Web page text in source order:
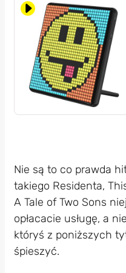
Nie są to co prawda
takiego Residenta,
A Tale of Two Sons
opłacacie usługę, a
któryś z poniższych
śpieszyć.